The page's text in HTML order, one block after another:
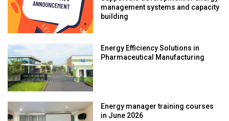
management systems and capacity
building
Energy Efficiency Solutions in
Pharmaceutical Manufacturing
Energy manager training courses
in June 2026